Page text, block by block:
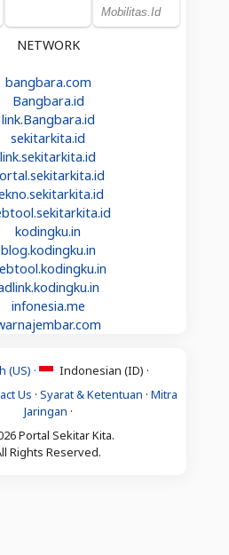
NETWORK
bangbara.com
Bangbara.id
link.Bangbara.id
sekitarkita.id
link.sekitarkita.id
kodingku.in
blog.kodingku.in
infonesia.me
(US) ·
Indonesian (ID) ·
Us · Syarat & Ketentuan · Mitra
Jaringan ·
Portal Sekitar Kita.
Rights Reserved.